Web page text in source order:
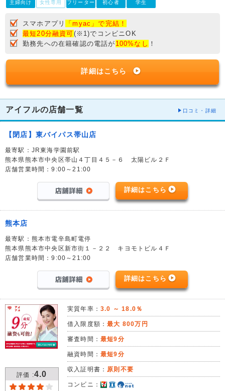
主婦向け 女性専用 フリーター 初心者 学生
スマホアプリ
「myac」で完結！
最短20分融資可(※1)でコンビニOK
勤務先への在籍確認の電話が 100%なし ！
詳細はこちら
アイフルの店舗一覧 口コミ・詳細
【閉店】東バイパス帯山店
最寄駅：JR東海学園前駅
熊本県熊本市中央区帯山４丁目４５－６ 太陽ビル２Ｆ
店舗営業時間：9:00～21:00
詳細はこちら
熊本店
最寄駅：熊本市電辛島町電停
熊本県熊本市中央区新市街１－２２ キヨモトビル４Ｆ
店舗営業時間：9:00～21:00
詳細はこちら
評価 :4.0
実質年率： 3.0 ～ 18.0％
借入限度額：最大 800万円
審査時間： 最短9分
融資時間： 最短9分
収入証明書： 原則不要
コンビニ：